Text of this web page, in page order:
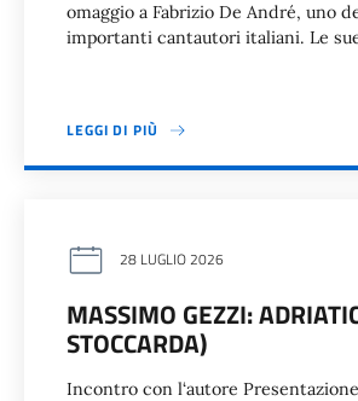
omaggio a Fabrizio De André, uno
importanti cantautori italiani. Le
LEGGI DI PIÙ
28 LUGLIO 2026
MASSIMO GEZZI:
STOCCARDA)
Incontro con l‘autore